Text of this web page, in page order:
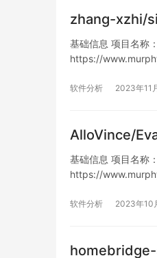
zhang-xzhi/
基础信息 项目名称
https://
软件分析 2023年11
AlloVince/
基础信息 项目名称
https://
软件分析 2023年10